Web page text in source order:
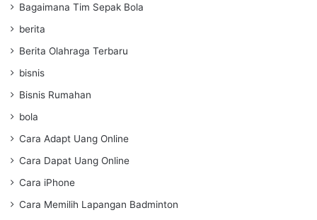
Bagaimana Tim Sepak Bola
berita
Berita Olahraga Terbaru
bisnis
Bisnis Rumahan
bola
Cara Adapt Uang Online
Cara Dapat Uang Online
Cara iPhone
Cara Memilih Lapangan Badminton